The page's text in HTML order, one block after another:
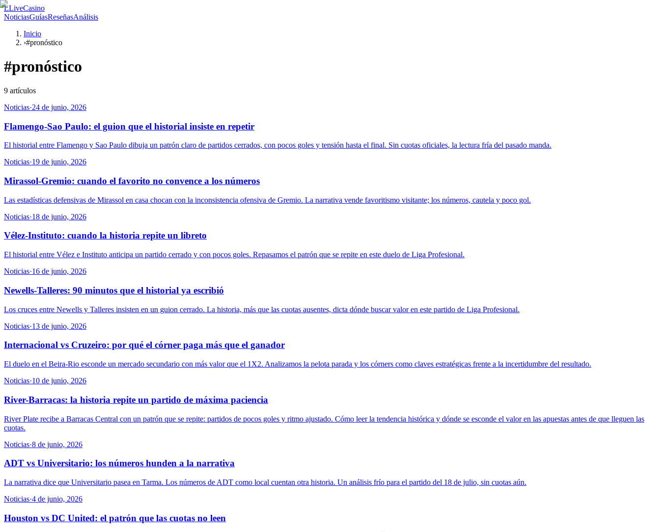
LLiveCasino
NoticiasGuíasReseñasAnálisis
Inicio
›#pronóstico
#pronóstico
9 artículos
Noticias·24 de junio, 2026
Flamengo-Sao Paulo: el guion que el historial insiste en repetir
El historial entre Flamengo y Sao Paulo dibuja un patrón claro de partidos cerrados, con pocos goles y tensión hasta el final. Sin cuotas oficiales, la lectura fría del pasado manda.
Noticias·19 de junio, 2026
Mirassol-Gremio: cuando el favorito no convence a los números
Las estadísticas defensivas de Mirassol en casa chocan con la inconsistencia ofensiva de Gremio. La narrativa vende favoritismo visitante; los números, cautela y poco gol.
Noticias·18 de junio, 2026
Vélez-Instituto: cuando la historia repite un libreto
El historial entre Vélez e Instituto anticipa un partido cerrado y con pocos goles. Repasamos el patrón que se repite en este duelo de Liga Profesional.
Noticias·16 de junio, 2026
Newells-Talleres: 90 minutos que el historial ya escribió
Los cruces entre Newells y Talleres insisten en un guion cerrado. La historia, más que las cuotas ausentes, dicta dónde buscar valor en este partido de Liga Profesional.
Noticias·13 de junio, 2026
Internacional vs Cruzeiro: por qué el córner paga más que el ganador
El duelo en el Beira-Rio esconde un mercado secundario con más valor que el 1X2. Analizamos la pelota parada y los córners como claves estratégicas frente a la incertidumbre del resultado.
Noticias·10 de junio, 2026
River-Barracas: la historia repite un partido de máxima paciencia
River Plate recibe a Barracas Central con un patrón que se repite: partidos de pocos goles y ritmo ajustado. Cómo leer la tendencia histórica y dónde se esconde el valor en las apuestas antes de que lleguen las
cuotas.
Noticias·8 de junio, 2026
ADT vs Universitario: los números hunden a la narrativa
La narrativa dice que Universitario pasea en Tarma. Los números de ADT como local cuentan otra historia. Un análisis frío para el partido del 18 de julio, sin cuotas aún.
Noticias·4 de junio, 2026
Houston vs DC United: el patrón que las cuotas no leen